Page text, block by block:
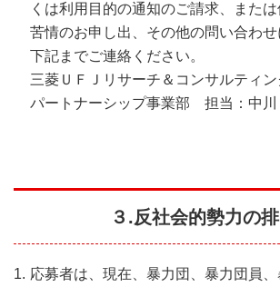
くは利用目的の通知のご請求、また
苦情のお申し出、その他の問い合わせ
下記までご連絡ください。
三菱ＵＦＪリサーチ＆コンサルティ
パートナーシップ事業部 担当：中川
３.反社会的勢力の
応募者は、現在、暴力団、暴力団員